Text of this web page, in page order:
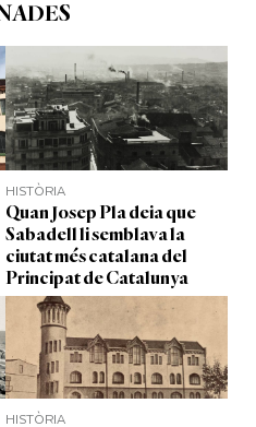
HISTÒRIA
Quan Josep Pla deia que
Sabadell li semblava la
ciutat més catalana del
Principat de Catalunya
HISTÒRIA